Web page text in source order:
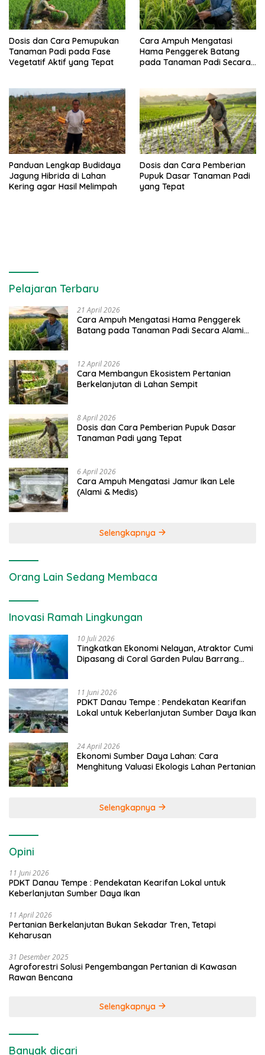
Dosis dan Cara Pemupukan
Tanaman Padi pada Fase
Vegetatif Aktif yang Tepat
Cara Ampuh Mengatasi
Hama Penggerek Batang
pada Tanaman Padi Secara
Panduan Lengkap Budidaya
Jagung Hibrida di Lahan
Kering agar Hasil Melimpah
Dosis dan Cara Pemberian
Pupuk Dasar Tanaman Padi
yang Tepat
Pelajaran Terbaru
21 April 2026
Cara Ampuh Mengatasi Hama Penggerek
Batang pada Tanaman Padi Secara Alami
12 April 2026
Cara Membangun Ekosistem Pertanian
Berkelanjutan di Lahan Sempit
8 April 2026
Dosis dan Cara Pemberian Pupuk Dasar
Tanaman Padi yang Tepat
6 April 2026
Cara Ampuh Mengatasi Jamur Ikan Lele
(Alami & Medis)
Selengkapnya
Orang Lain Sedang Membaca
Inovasi Ramah Lingkungan
10 Juli 2026
Tingkatkan Ekonomi Nelayan, Atraktor Cumi
Dipasang di Coral Garden Pulau Barrang
11 Juni 2026
PDKT Danau Tempe : Pendekatan Kearifan
Lokal untuk Keberlanjutan Sumber Daya Ikan
24 April 2026
Ekonomi Sumber Daya Lahan: Cara
Menghitung Valuasi Ekologis Lahan Pertanian
Selengkapnya
Opini
11 Juni 2026
PDKT Danau Tempe : Pendekatan Kearifan Lokal untuk
Keberlanjutan Sumber Daya Ikan
11 April 2026
Pertanian Berkelanjutan Bukan Sekadar Tren, Tetapi
Keharusan
31 Desember 2025
Agroforestri Solusi Pengembangan Pertanian di Kawasan
Rawan Bencana
Selengkapnya
Banyak dicari